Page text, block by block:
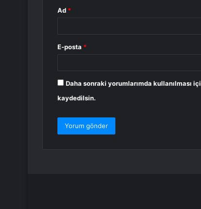
Ad *
E-posta *
Daha sonraki yorumlarımda kullanılması
kaydedilsin.